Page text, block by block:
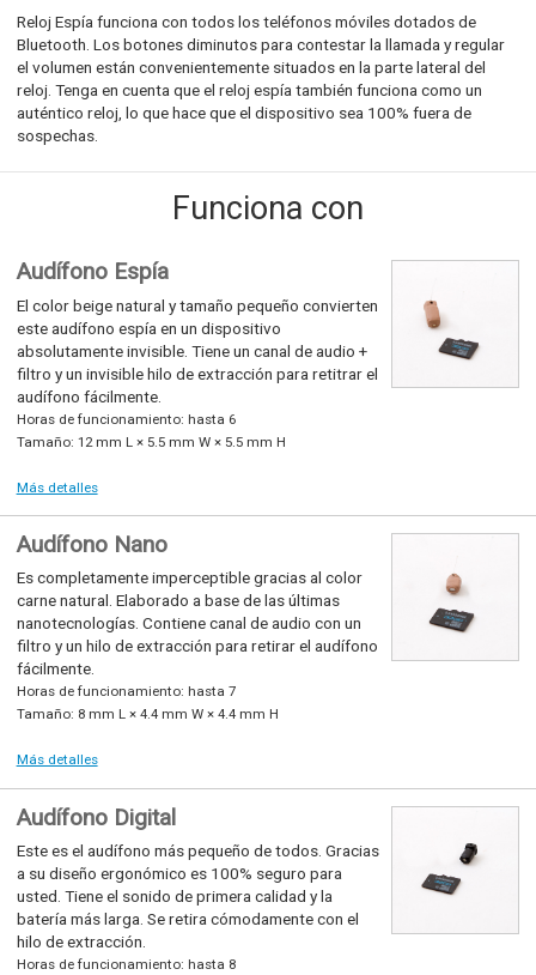
Reloj Espía funciona con todos los teléfonos móviles dotados de
Bluetooth. Los botones diminutos para contestar la llamada y regular
el volumen están convenientemente situados en la parte lateral del
reloj. Tenga en cuenta que el reloj espía también funciona como un
auténtico reloj, lo que hace que el dispositivo sea 100% fuera de
sospechas.
Funciona con
Audífono Espía
El color beige natural y tamaño pequeño convierten
este audífono espía en un dispositivo
absolutamente invisible. Tiene un canal de audio +
filtro y un invisible hilo de extracción para retitrar el
audífono fácilmente.
Horas de funcionamiento: hasta 6
Tamaño: 12 mm L × 5.5 mm W × 5.5 mm H
Más detalles
Audífono Nano
Es completamente imperceptible gracias al color
carne natural. Elaborado a base de las últimas
nanotecnologías. Contiene canal de audio con un
filtro y un hilo de extracción para retirar el audífono
fácilmente.
Horas de funcionamiento: hasta 7
Tamaño: 8 mm L × 4.4 mm W × 4.4 mm H
Más detalles
Audífono Digital
Este es el audífono más pequeño de todos. Gracias
a su diseño ergonómico es 100% seguro para
usted. Tiene el sonido de primera calidad y la
batería más larga. Se retira cómodamente con el
hilo de extracción.
Horas de funcionamiento: hasta 8